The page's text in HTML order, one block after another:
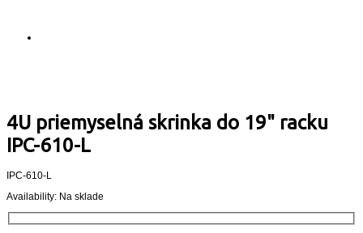
4U priemyselná skrinka do 19" racku
IPC-610-L
IPC-610-L
Availability: Na sklade